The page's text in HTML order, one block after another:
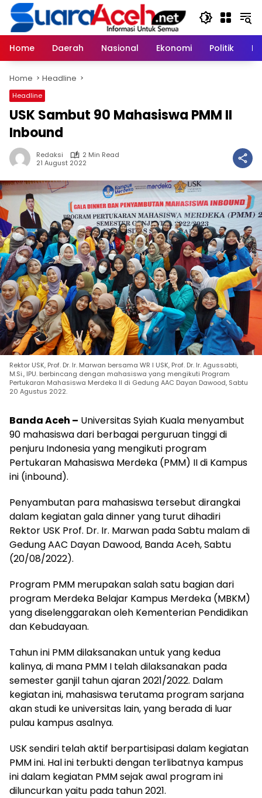
Skip
content
Home
Daerah Nasional Ekonomi Politik
Home Headline
Headline
USK Sambut 90 Mahasiswa PMM II
Inbound
Redaksi
2 Min Read
21 August 2022
Rektor USK, Prof. Dr. Ir. Marwan bersama WR I USK, Prof. Dr. Ir. Agussabti,
M.Si., IPU. berbincang dengan mahasiswa yang mengikuti Program
Pertukaran Mahasiswa Merdeka II di Gedung AAC Dayan Dawood, Sabtu
20 Agustus 2022.
Banda Aceh – Universitas Syiah Kuala menyambut
90 mahasiswa dari berbagai perguruan tinggi di
penjuru Indonesia yang mengikuti program
Pertukaran Mahasiswa Merdeka (PMM) II di Kampus
ini (inbound).
Penyambutan para mahasiswa tersebut dirangkai
dalam kegiatan gala dinner yang turut dihadiri
Rektor USK Prof. Dr. Ir. Marwan pada Sabtu malam di
Gedung AAC Dayan Dawood, Banda Aceh, Sabtu
(20/08/2022).
Program PMM merupakan salah satu bagian dari
program Merdeka Belajar Kampus Merdeka (MBKM)
yang diselenggarakan oleh Kementerian Pendidikan
dan Kebudayaan.
Tahun ini PMM dilaksanakan untuk yang kedua
kalinya, di mana PMM I telah dilaksanakan pada
semester ganjil tahun ajaran 2021/2022. Dalam
kegiatan ini, mahasiswa terutama program sarjana
akan studi ke universitas lain, yang berada di luar
pulau kampus asalnya.
USK sendiri telah aktif berpartisipasi dalam kegiatan
PMM ini. Hal ini terbukti dengan terlibatnya kampus
ini dalam kegiatan PMM sejak awal program ini
diluncurkan yaitu pada tahun 2021.